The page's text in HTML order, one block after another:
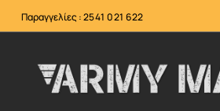
Παραγγελίες :2541 021 622